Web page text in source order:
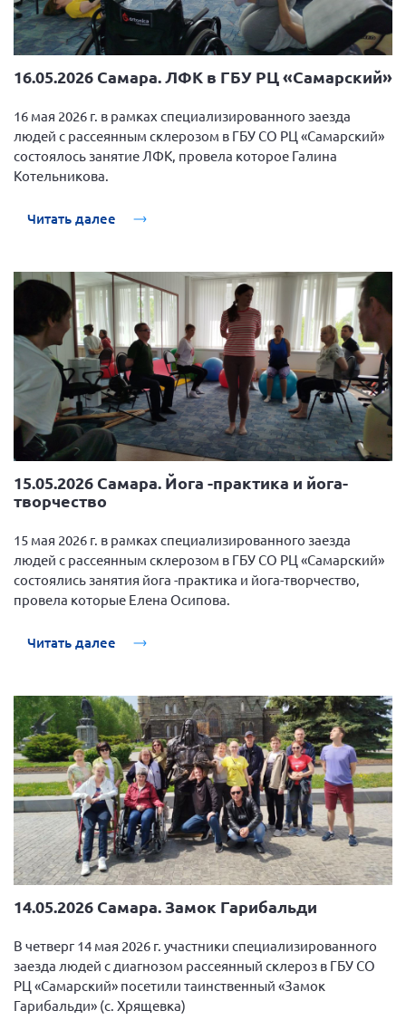
16.05.2026 Самара. ЛФК в ГБУ РЦ «Самарский»
16 мая 2026 г. в рамках специализированного заезда
людей с рассеянным склерозом в ГБУ СО РЦ «Самарский»
состоялось занятие ЛФК, провела которое Галина
Котельникова.
Читать далее
15.05.2026 Самара. Йога -практика и йога-
творчество
15 мая 2026 г. в рамках специализированного заезда
людей с рассеянным склерозом в ГБУ СО РЦ «Самарский»
состоялись занятия йога -практика и йога-творчество,
провела которые Елена Осипова.
Читать далее
14.05.2026 Самара. Замок Гарибальди
В четверг 14 мая 2026 г. участники специализированного
заезда людей с диагнозом рассеянный склероз в ГБУ СО
РЦ «Самарский» посетили таинственный «Замок
Гарибальди» (с. Хрящевка)